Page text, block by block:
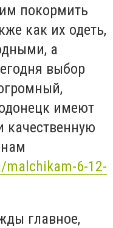
покормить
как их одеть,
а
выбор
имеют
качественную
6-12-
главное,